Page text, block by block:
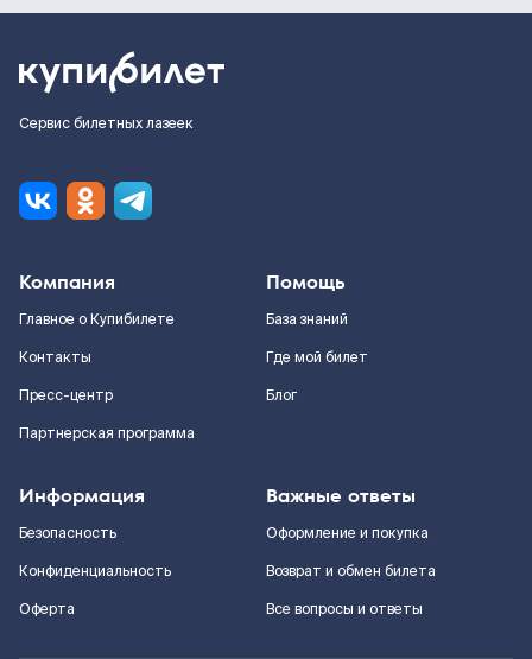
Сервис билетных лазеек
Компания
Главное о Купибилете
Контакты
Пресс-центр
Партнерская программа
Помощь
База знаний
Где мой билет
Блог
Информация
Безопасность
Конфиденциальность
Оферта
Важные ответы
Оформление и покупка
Возврат и обмен билета
Все вопросы и ответы